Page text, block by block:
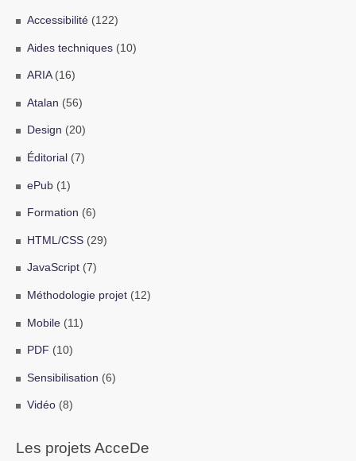
Accessibilité(122)
Aides techniques(10)
ARIA(16)
Atalan (56)
Design (20)
Éditorial (7)
ePub(1)
Formation (6)
HTML/CSS(29)
JavaScript(7)
Méthodologie projet(12)
Mobile(11)
PDF (10)
Sensibilisation (6)
Vidéo(8)
Les projets AcceDe